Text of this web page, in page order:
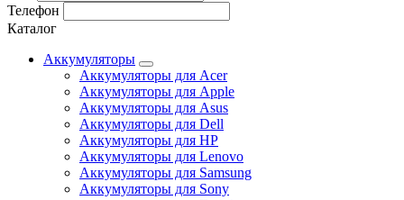
Телефон
Каталог
Аккумуляторы
Аккумуляторы для Acer
Аккумуляторы для Apple
Аккумуляторы для Asus
Аккумуляторы для Dell
Аккумуляторы для HP
Аккумуляторы для Lenovo
Аккумуляторы для Samsung
Аккумуляторы для Sony